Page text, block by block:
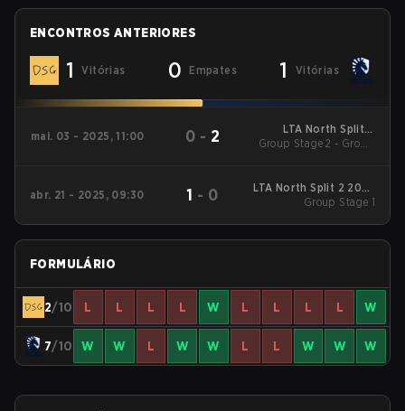
ENCONTROS ANTERIORES
1 Vitórias 0 Empates 1 Vitórias
mai. 03 - 2025, 11:00 0 - 2
LTA North Split 2
2025 Group Stage 2 -
Group Stage 2 - Group
abr. 21 - 2025, 09:30 1 - 0
LTA North Split 2 2025
Group Stage 1
Group Stage 1
FORMULÁRIO
2/10 L L L L W L L L L W
7/10 W W L W W L L W W W